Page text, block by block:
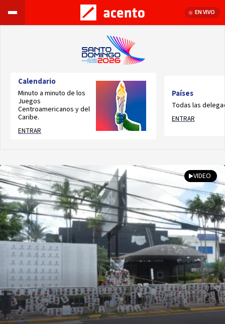
EN VIVO
Calendario
Minuto a minuto de los
Juegos
Centroamericanos y del
Caribe.
ENTRAR
Países
Todas las
ENTRAR
VIDEO